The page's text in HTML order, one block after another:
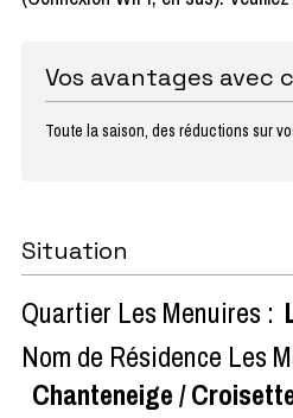
Vos avantages avec
Toute la saison, des réductions sur
Situation
Quartier Les Menuires :
Nom de Résidence Les
Chanteneige /